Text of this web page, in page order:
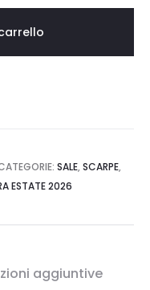
SALE, SCARPE,
ESTATE 2026
aggiuntive